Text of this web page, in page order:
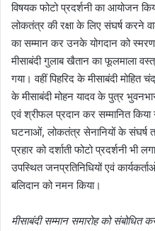
विषयक फोटो प्रदर्शनी का आयोजन
लोकतंत्र की रक्षा के लिए संघर्ष करने
का सम्मान कर उनके योगदान को
मीसाबंदी गुलाब खैतान का फूलमाला
गया। वहीं पिहरिद के मीसाबंदी मोहित
के मीसाबंदी मोहन यादव के पुत्र
एवं श्रीफल प्रदान कर सम्मानित
घटनाओं, लोकतंत्र सेनानियों के संघर्ष
प्रहार को दर्शाती फोटो प्रदर्शनी
उपस्थित जनप्रतिनिधियों एवं
बलिदान को नमन किया।
मीसाबंदी सम्मान समारोह को संबोधित